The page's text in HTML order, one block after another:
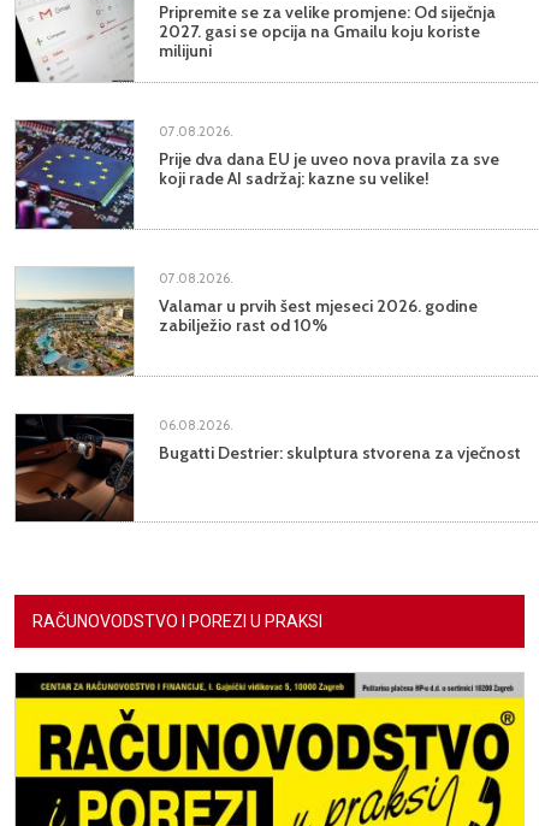
Pripremite se za velike promjene: Od siječnja
2027. gasi se opcija na Gmailu koju koriste
milijuni
07.08.2026.
Prije dva dana EU je uveo nova pravila za sve
koji rade AI sadržaj: kazne su velike!
07.08.2026.
Valamar u prvih šest mjeseci 2026. godine
zabilježio rast od 10%
06.08.2026.
Bugatti Destrier: skulptura stvorena za vječnost
RAČUNOVODSTVO I POREZI U PRAKSI